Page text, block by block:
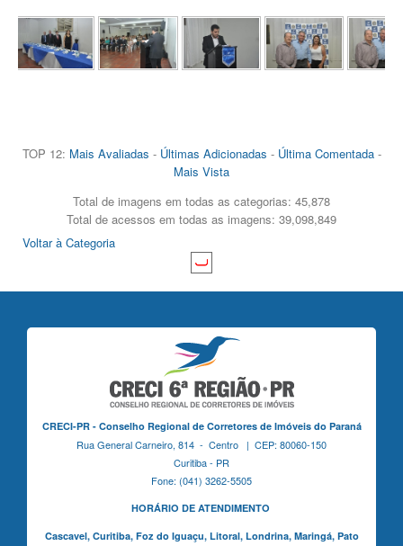
TOP 12: Mais Avaliadas - Últimas Adicionadas - Última Comentada-
Mais Vista
Total de imagens em todas as categorias: 45,878
Total de acessos em todas as imagens: 39,098,849
Voltar à Categoria
CRECI-PR - Conselho Regional de Corretores de Imóveis do Paraná
Rua General Carneiro, 814 - Centro | CEP: 80060-150
Curitiba - PR
Fone: (041) 3262-5505
HORÁRIO DE ATENDIMENTO
Cascavel, Curitiba,Foz do Iguaçu, Litoral, Londrina, Maringá, Pato